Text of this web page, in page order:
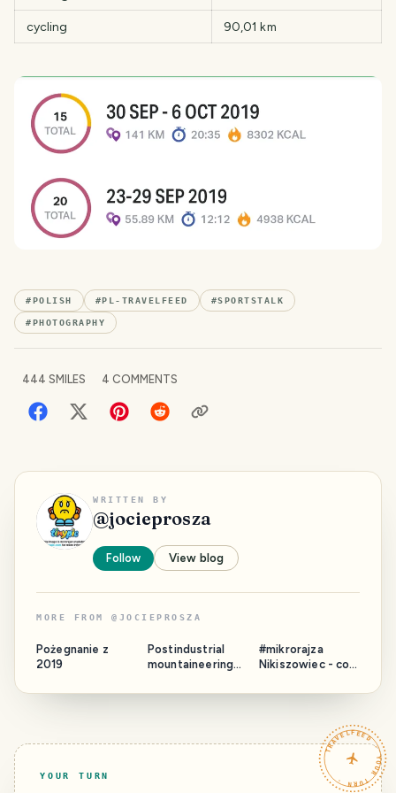
cycling 90,01 km
# POLISH # PL-TRAVELFEED #SPORTSTALK
# PHOTOGRAPHY
444 SMILES 4 COMMENTS
WRITTEN BY
@jocieprosza
Follow View blog
MORE FROM @ JOCIEPROSZA
Pożegnanie z
2019
Postindustrial
mountaineering
in Łaziska
#mikrorajza
Nikiszowiec - co
TRAVELFEED · YOUR TURN ·
YOUR TURN